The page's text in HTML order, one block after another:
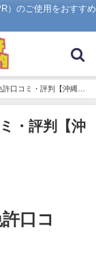
）のご使用をおすすめ
口コミ・評判【沖縄県
・評判【沖
口コ